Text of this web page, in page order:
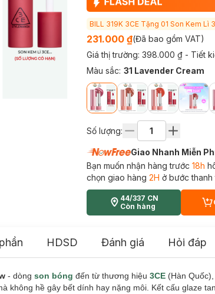
BILL 319K 3CE Tặng 01 Son Kem Lì
231.000 ₫(Đã bao gồm VAT)
Giá thị trường: 398.000 ₫ - Tiết
Màu sắc: 31 Lavender Cream
Số lượng:
Giao Nhanh Miễn
Bạn muốn nhận hàng trước 18h
chọn giao hàng 2H ở bước thanh
44/337 CN
Còn hàng
HDSD Đánh giá Hỏi đáp
- dòng son bóng đến từ thương hiệu 3CE (Hàn
không hề gây bết dính hay nặng môi. Kết cấu glaze